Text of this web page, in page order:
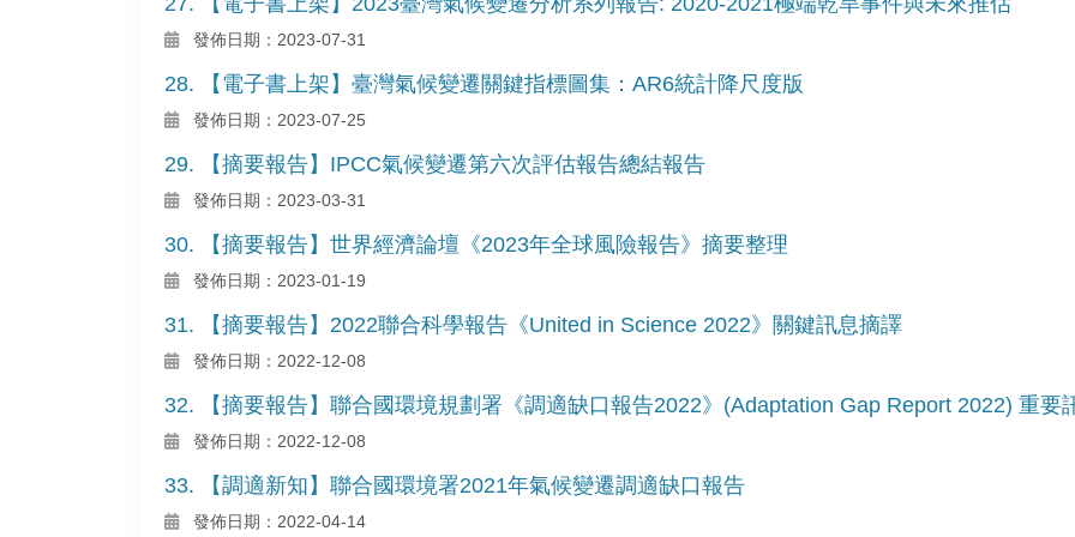
發佈日期：2023-07-31
28. 【電子書上架】臺灣氣候變遷關鍵指標圖集：AR6統計降尺度版
發佈日期：2023-07-25
29. 【摘要報告】IPCC氣候變遷第六次評估報告總結報告
發佈日期：2023-03-31
30. 【摘要報告】世界經濟論壇《2023年全球風險報告》摘要整理
發佈日期：2023-01-19
31. 【摘要報告】2022聯合科學報告《United in Science 2022》關鍵訊息摘譯
發佈日期：2022-12-08
32. 【摘要報告】聯合國環境規劃署《調適缺口報告2022》(Adaptation Gap Report 2022) 重要
發佈日期：2022-12-08
33. 【調適新知】聯合國環境署2021年氣候變遷調適缺口報告
發佈日期：2022-04-14